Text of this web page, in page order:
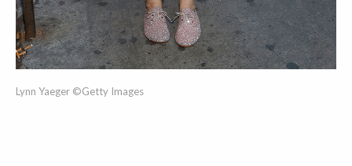
Lynn Yaeger ©Getty Images